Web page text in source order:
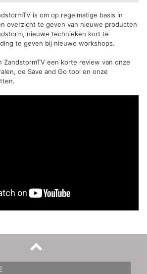
is om op regelmatige basis in
overzicht te geven van nieuwe producten
nieuwe technieken kort te
te geven bij nieuwe workshops.
ZandstormTV een korte review van onze
de Save and Go tool en onze